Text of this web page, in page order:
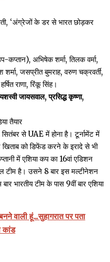
‘अंग्रेजों के डर से भारत छोड़कर
अभिषेक शर्मा, तिलक वर्मा,
जसप्रीत बुमराह, वरुण चक्रवर्ती,
राणा, रिंकू सिंह।
जायसवाल, प्रसिद्ध कृष्णा,
तैयार
से UAE में होना है। टूर्नामेंट में
खिताब को डिफेंड करने के इरादे से भी
में एशिया कप का 16वां एडिशन
टीम है। उसने 8 बार इस मल्टीनेशन
भारतीय टीम के पास 9वीं बार एशिया
वाली हूं...सुहागरात पर पता
कांड